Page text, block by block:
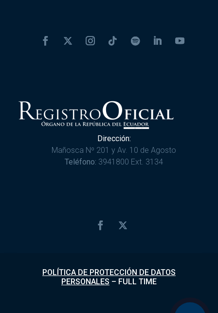
Dirección:
Mañosca Nº 201 y Av. 10 de Agosto
Teléfono: 3941800 Ext. 3134
POLÍTICA DE PROTECCIÓN DE DATOS
PERSONALES – FULL TIME